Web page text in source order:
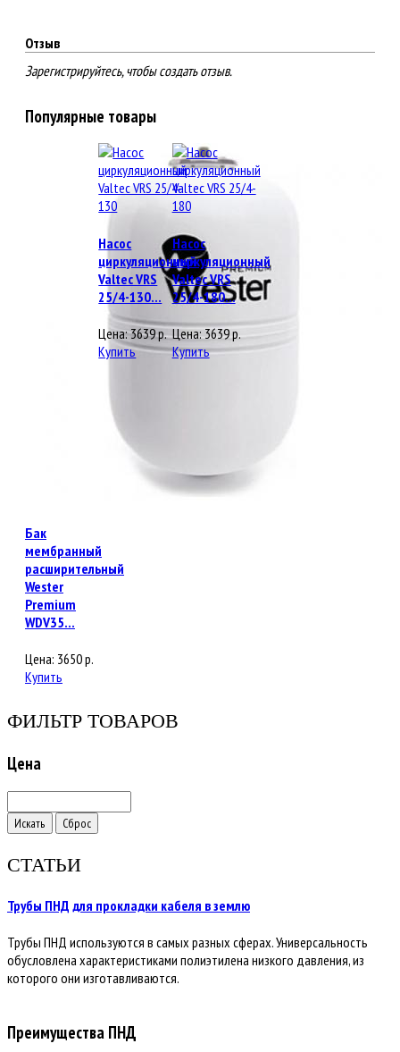
Отзыв
Зарегистрируйтесь, чтобы создать отзыв.
Популярные товары
Бак
мембранный
расширительный
Wester
Premium
WDV35...
Цена: 3650р.
Купить
Насос
циркуляционный
Valtec VRS
25/4-130...
Цена:3639р.
Купить
Насос
циркуляционный
Valtec VRS
25/4-180...
Цена: 3639р.
Купить
ФИЛЬТР ТОВАРОВ
Цена
СТАТЬИ
Трубы ПНД для прокладки кабеля в землю
Трубы ПНД используются в самых разных сферах. Универсальность
обусловлена характеристиками полиэтилена низкого давления, из
которого они изготавливаются.
Преимущества ПНД